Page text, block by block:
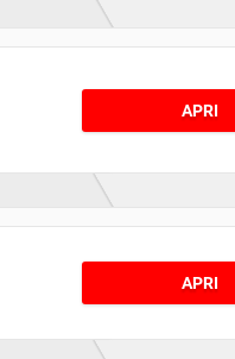
APRI
APRI